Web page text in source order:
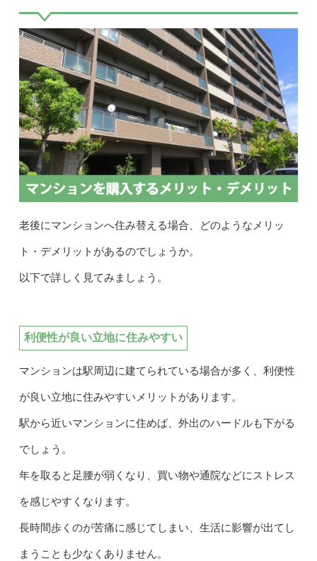
老後にマンションへ住み替える場合、どのようなメリッ
ト・デメリットがあるのでしょうか。
以下で詳しく見てみましょう。
利便性が良い立地に住みやすい
マンションは駅周辺に建てられている場合が多く、利便性
が良い立地に住みやすいメリットがあります。
駅から近いマンションに住めば、外出のハードルも下がる
でしょう。
年を取ると足腰が弱くなり、買い物や通院などにストレス
を感じやすくなります。
長時間歩くのが苦痛に感じてしまい、生活に影響が出てし
まうことも少なくありません。